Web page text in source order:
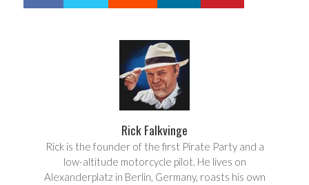
Rick Falkvinge
Rick is the founder of the first Pirate Party and a
low-altitude motorcycle pilot. He lives on
Alexanderplatz in Berlin, Germany, roasts his own